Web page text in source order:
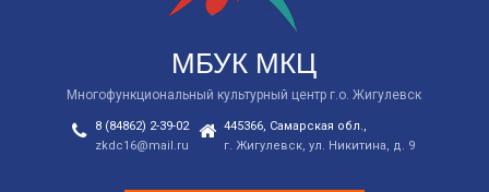
МБУК МКЦ
Многофункциональный культурный центр г.о. Жигулевск
8 (84862) 2-39-02
zkdc16@mail.ru
445366, Самарская обл.,
г. Жигулевск, ул. Никитина, д. 9